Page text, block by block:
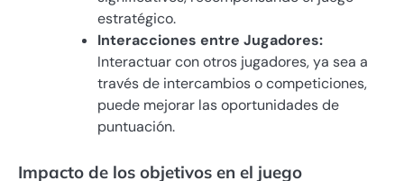
estratégico.
Interacciones entre Jugadores:
Interactuar con otros jugadores, ya sea a
través de intercambios o competiciones,
puede mejorar las oportunidades de
puntuación.
Impacto de los objetivos en el juego